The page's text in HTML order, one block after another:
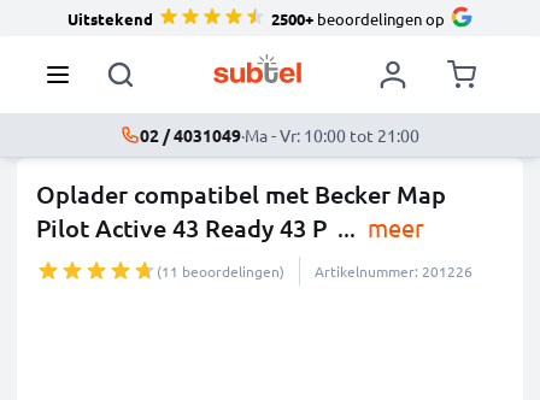
Uitstekend 2500+beoordelingen op
02 / 4031049·Ma - Vr: 10:00 tot 21:00
Oplader compatibel met Becker Map
Pilot Active 43 Ready 43 P ... meer
(11 beoordelingen) Artikelnummer: 201226